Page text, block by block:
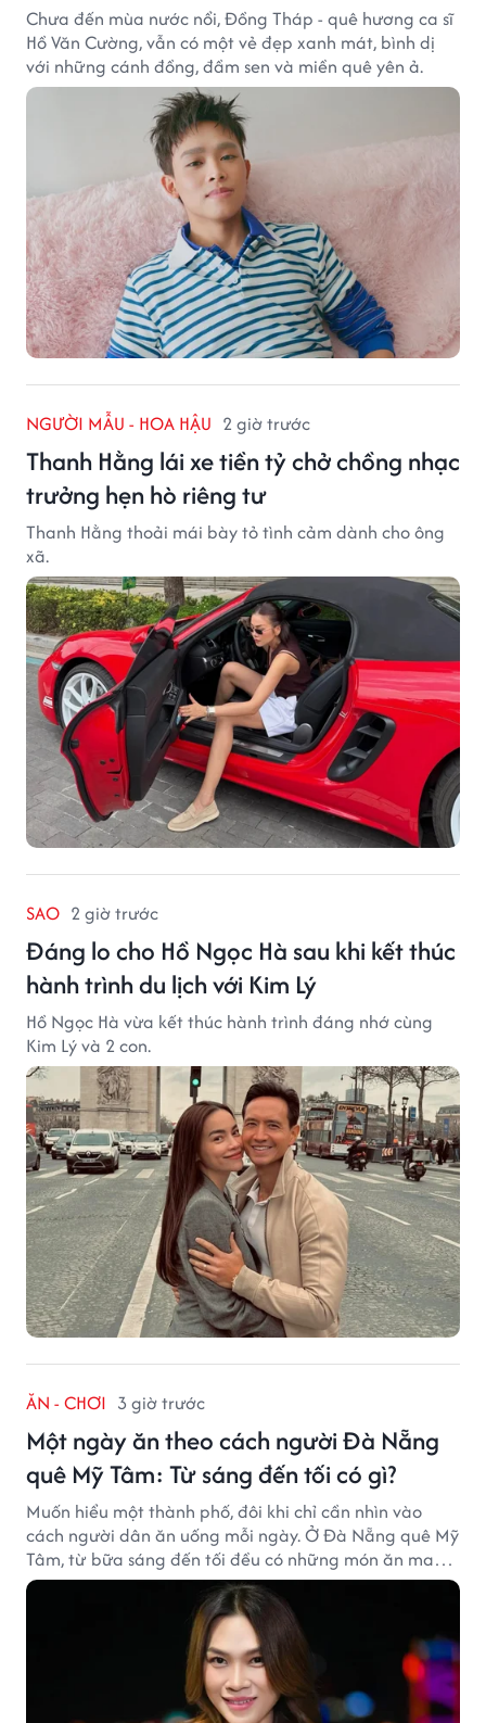
Chưa đến mùa nước nổi, Đồng Tháp - quê hương ca sĩ
Hồ Văn Cường, vẫn có một vẻ đẹp xanh mát, bình dị
với những cánh đồng, đầm sen và miền quê yên ả.
NGƯỜI MẪU - HOA HẬU 2 giờ trước
Thanh Hằng lái xe tiền tỷ chở chồng nhạc
trưởng hẹn hò riêng tư
Thanh Hằng thoải mái bày tỏ tình cảm dành cho ông
xã.
SAO 2 giờ trước
Đáng lo cho Hồ Ngọc Hà sau khi kết thúc
hành trình du lịch với Kim Lý
Hồ Ngọc Hà vừa kết thúc hành trình đáng nhớ cùng
Kim Lý và 2 con.
ĂN - CHƠI 3 giờ trước
Một ngày ăn theo cách người Đà Nẵng
quê Mỹ Tâm: Từ sáng đến tối có gì?
Muốn hiểu một thành phố, đôi khi chỉ cần nhìn vào
cách người dân ăn uống mỗi ngày. Ở Đà Nẵng quê Mỹ
Tâm, từ bữa sáng đến tối đều có những món ăn mang
đậm dấu ấn miền Trung.